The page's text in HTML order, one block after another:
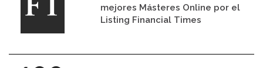
mejores Másteres Online por el
Listing Financial Times